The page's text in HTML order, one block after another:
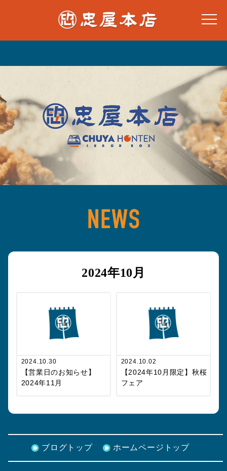
2024年10月
2024.10.30
【営業日のお知らせ】
2024年11月
2024.10.02
【2024年10月限定】秋桜
フェア
ブログトップ ホームページトップ